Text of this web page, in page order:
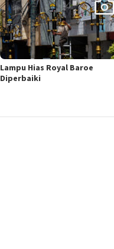
Lampu Hias Royal Baroe
Diperbaiki